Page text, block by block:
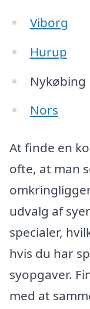
Viborg
Hurup
Nykøbing
Nors
At finde en
ofte, at man
udvalg af
specialer,
hvis du har
syopgaver.
med at